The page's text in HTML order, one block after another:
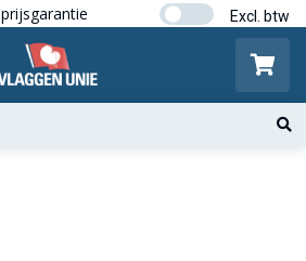
prijsgarantie Gratis